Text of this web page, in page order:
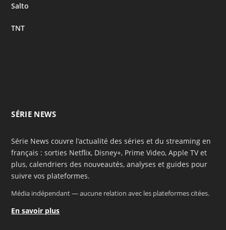
Salto
TNT
SÉRIE NEWS
Série News couvre l’actualité des séries et du streaming en
français : sorties Netflix, Disney+, Prime Video, Apple TV et
plus, calendriers des nouveautés, analyses et guides pour
suivre vos plateformes.
Média indépendant — aucune relation avec les plateformes citées.
En savoir plus